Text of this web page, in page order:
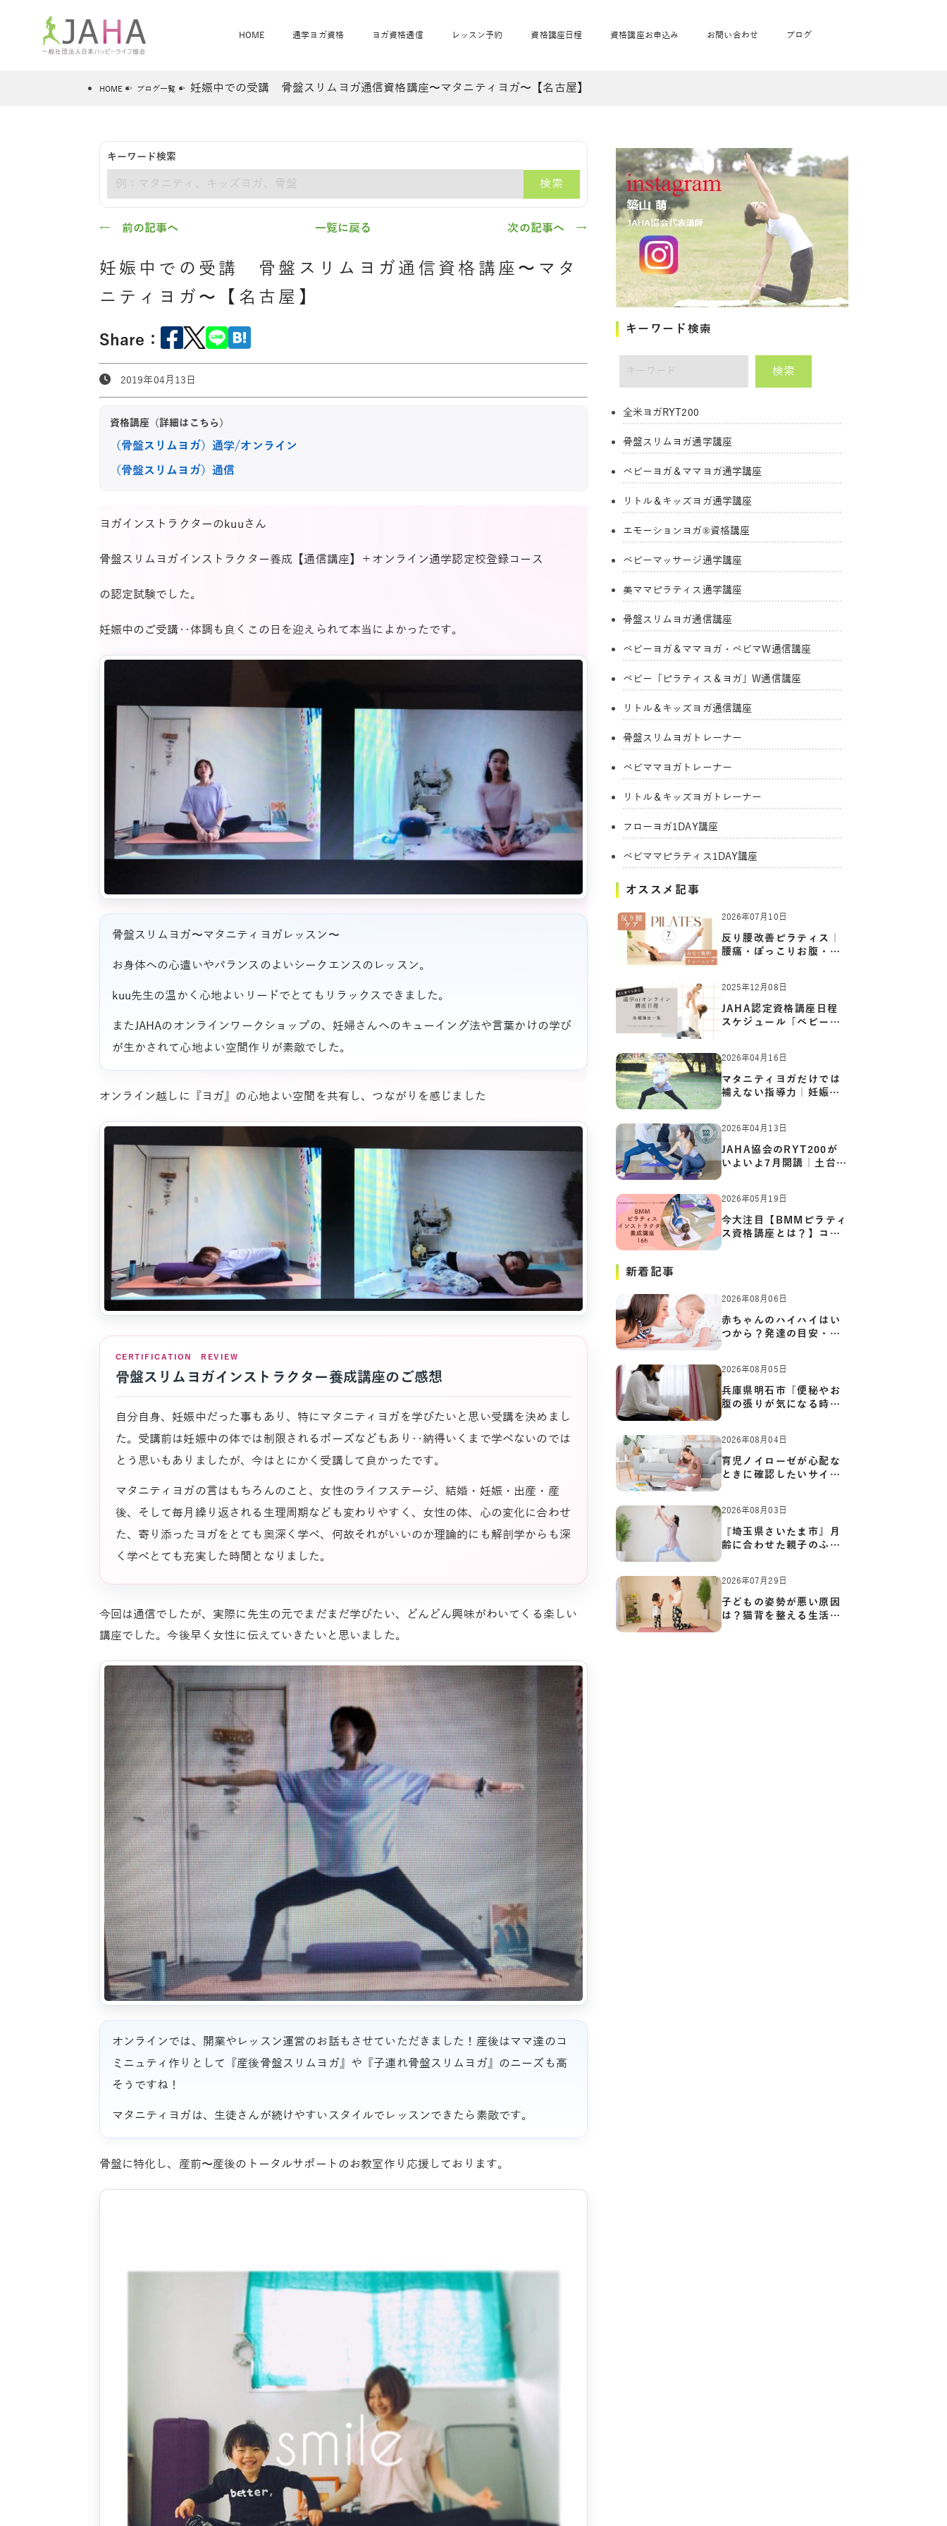
HOME
JAHAについて JAHAヨガスタジオ概要 直営校ブログ
通学ヨガ資格
JAHA資格講座一覧 卒業生の声 養成講座お申込み
リトル＆キッズヨガ通学
エモーションヨガ®通学
ベビーマッサージ通学
美ママピラティス通学
ヨガ資格通信
骨盤スリムヨガ®通信 ベビママヨガW通信 ベビー「ピラティス＆ヨガ」W通信 リトル＆キッズヨガ通信
レッスン予約
ヨガレッスンカレンダー オンラインヨガ詳細 出張ヨガ・オフィスヨガ
ベビママヨガ
ベビーチャクラマッサージ
JAHAnavi Lesson
資格講座日程
全米ヨガRYT200
骨盤スリムヨガ
®
オンライン講座
資格講座お申込み お問い合わせ ブログ
HOME ブログ一覧 妊娠中での受講 骨盤スリムヨガ通信資格講座〜マタニティヨガ〜【名古屋】
キーワード検索
検索
← 前の記事へ 一覧に戻る 次の記事へ →
妊娠中での受講 骨盤スリムヨガ通信資格講座〜マタ
ニティヨガ〜【名古屋】
Share：
2019年04月13日
資格講座（詳細はこちら）
（骨盤スリムヨガ）通学/オンライン
（骨盤スリムヨガ）通信
ヨガインストラクターのkuuさん
骨盤スリムヨガインストラクター養成【通信講座】＋オンライン通学認定校登録コース
の認定試験でした。
妊娠中のご受講‥体調も良くこの日を迎えられて本当によかったです。
骨盤スリムヨガ〜マタニティヨガレッスン〜
お身体への心遣いやバランスのよいシークエンスのレッスン。
kuu先生の温かく心地よいリードでとてもリラックスできました。
またJAHAのオンラインワークショップの、妊婦さんへのキューイング法や言葉かけの学び
が生かされて心地よい空間作りが素敵でした。
オンライン越しに『ヨガ』の心地よい空間を共有し、つながりを感じました
CERTIFICATION REVIEW
骨盤スリムヨガインストラクター養成講座のご感想
自分自身、妊娠中だった事もあり、特にマタニティヨガを学びたいと思い受講を決めまし
た。受講前は妊娠中の体では制限されるポーズなどもあり‥納得いくまで学べないのでは
とう思いもありましたが、今はとにかく受講して良かったです。
マタニティヨガの言はもちろんのこと、女性のライフステージ、結婚・妊娠・出産・産
後、そして毎月繰り返される生理周期なども変わりやすく、女性の体、心の変化に合わせ
た、寄り添ったヨガをとても奥深く学べ、何故それがいいのか理論的にも解剖学からも深
く学べとても充実した時間となりました。
今回は通信でしたが、実際に先生の元でまだまだ学びたい、どんどん興味がわいてくる楽しい
講座でした。今後早く女性に伝えていきたいと思いました。
オンラインでは、開業やレッスン運営のお話もさせていただきました！産後はママ達のコ
ミニュティ作りとして『産後骨盤スリムヨガ』や『子連れ骨盤スリムヨガ』のニーズも高
そうですね！
マタニティヨガは、生徒さんが続けやすいスタイルでレッスンできたら素敵です。
骨盤に特化し、産前〜産後のトータルサポートのお教室作り応援しております。
キーワード検索
検索
全米ヨガRYT200
骨盤スリムヨガ通学講座
ベビーヨガ＆ママヨガ通学講座
リトル＆キッズヨガ通学講座
エモーションヨガ®資格講座
ベビーマッサージ通学講座
美ママピラティス通学講座
骨盤スリムヨガ通信講座
ベビーヨガ＆ママヨガ・ベビマW通信講座
ベビー「ピラティス＆ヨガ」W通信講座
リトル＆キッズヨガ通信講座
骨盤スリムヨガトレーナー
ベビママヨガトレーナー
リトル＆キッズヨガトレーナー
フローヨガ1DAY講座
ベビママピラティス1DAY講座
オススメ記事
2026年07月10日
反り腰改善ピラティス｜
腰痛・ぽっこりお腹・姿
2025年12月08日
JAHA認定資格講座日程
スケジュール「ベビーヨ
2026年04月16日
マタニティヨガだけでは
補えない指導力｜妊娠期
の体…
2026年04月13日
JAHA協会のRYT200が
いよいよ7月開講｜土台か
ら応用ま…
2026年05月19日
今大注目【BMMピラティ
ス資格講座とは？】コア
からカ…
新着記事
2026年08月06日
赤ちゃんのハイハイはい
つから？発達の目安・練
習方…
2026年08月05日
兵庫県明石市「便秘やお
腹の張りが気になる時に
知っ…
2026年08月04日
育児ノイローゼが心配な
ときに確認したいサイン
と心…
2026年08月03日
『埼玉県さいたま市』月
齢に合わせた親子のふれ
あい…
2026年07月29日
子どもの姿勢が悪い原因
は？猫背を整える生活習
慣と…